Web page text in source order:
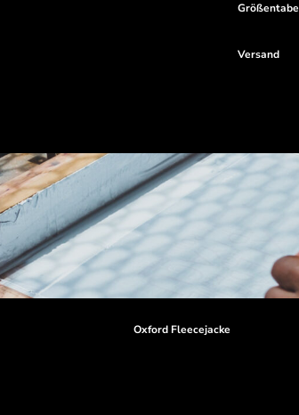
Versand
Oxford Fleecejacke